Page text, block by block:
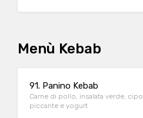
Menù Kebab
91. Panino Kebab
Carne di pollo, insalata verde,
piccante e yogurt